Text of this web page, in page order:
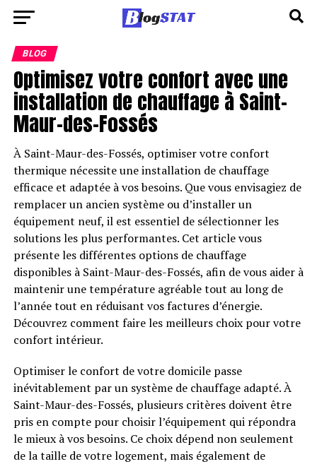
BLOG
Optimisez votre confort avec une
installation de chauffage à Saint-
Maur-des-Fossés
À Saint-Maur-des-Fossés, optimiser votre confort
thermique nécessite une installation de chauffage
efficace et adaptée à vos besoins. Que vous envisagiez de
remplacer un ancien système ou d’installer un
équipement neuf, il est essentiel de sélectionner les
solutions les plus performantes. Cet article vous
présente les différentes options de chauffage
disponibles à Saint-Maur-des-Fossés, afin de vous aider à
maintenir une température agréable tout au long de
l’année tout en réduisant vos factures d’énergie.
Découvrez comment faire les meilleurs choix pour votre
confort intérieur.
Optimiser le confort de votre domicile passe
inévitablement par un système de chauffage adapté. À
Saint-Maur-des-Fossés, plusieurs critères doivent être
pris en compte pour choisir l’équipement qui répondra
le mieux à vos besoins. Ce choix dépend non seulement
de la taille de votre logement, mais également de